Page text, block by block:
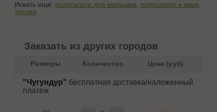
Искать еще: полусапоги для мальчика полусапоги к зиме
теплая
Заказать из других городов
Размеры Количество Цена (руб)
"Чугундур" бесплатная доставка/наложенный
платеж